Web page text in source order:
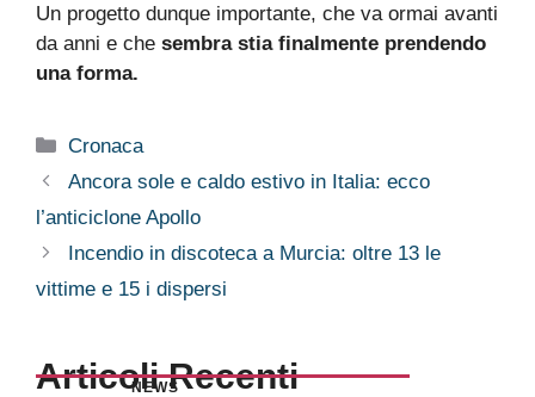
Un progetto dunque importante, che va ormai avanti
da anni e che sembra stia finalmente prendendo
una forma.
Categorie
Cronaca
Ancora sole e caldo estivo in Italia: ecco
l’anticiclone Apollo
Incendio in discoteca a Murcia: oltre 13 le
vittime e 15 i dispersi
Articoli Recenti
NEWS